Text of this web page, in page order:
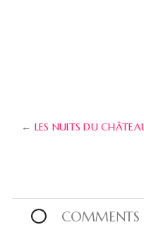
← LES NUITS DU
0 COMMENTS